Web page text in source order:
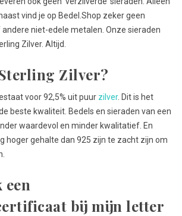
vind je op Bedel.Shop zeker geen
andere niet-edele metalen. Onze sieraden
Zilver. Altijd.
Zilver?
voor 92,5% uit puur zilver. Dit is het
beste kwaliteit. Bedels en sieraden van een
waardevol en minder kwalitatief. En
hoger gehalte dan 925 zijn te zacht zijn om
bij mijn letter